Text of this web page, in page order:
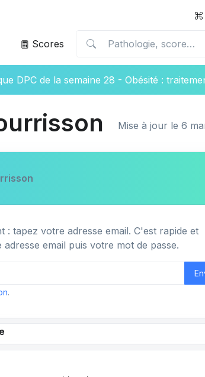
Scores
DPC de la semaine 28 - Obésité :
Mise à jour le 6
tapez votre adresse email. C'est rapide et
email puis votre mot de passe.
.